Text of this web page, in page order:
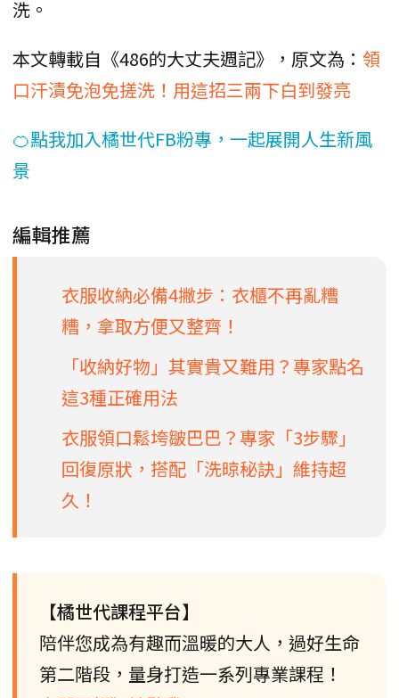
洗。
本文轉載自《486的大丈夫週記》，原文為： 領
口汗漬免泡免搓洗！用這招三兩下白到發亮
🍊點我加入橘世代FB粉專，一起展開人生新風
景
編輯推薦
衣服收納必備4撇步：衣櫃不再亂糟
糟，拿取方便又整齊！
「收納好物」其實貴又難用？專家點名
這3種正確用法
衣服領口鬆垮皺巴巴？專家「3步驟」
回復原狀，搭配「洗晾秘訣」維持超
久！
【橘世代課程平台】
陪伴您成為有趣而溫暖的大人，過好生命
第二階段，量身打造一系列專業課程！